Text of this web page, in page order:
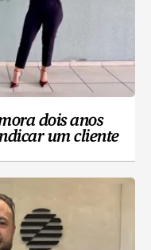
dois anos
um cliente